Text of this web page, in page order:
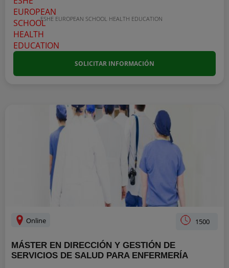
ESHE EUROPEAN SCHOOL HEALTH EDUCATION
SOLICITAR INFORMACIÓN
Online 1500
MÁSTER EN DIRECCIÓN Y GESTIÓN DE
SERVICIOS DE SALUD PARA ENFERMERÍA